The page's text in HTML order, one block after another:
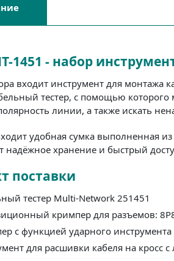
1451 - набор
входит инструмент для монтажа
тестер, с помощью которого
линии, а также искать
удобная сумка выполненная
надёжное хранение и быстрый
поставки
тестер Multi-Network 251451
кримпер для разъемов:
с функцией ударного
для расшивки кабеля на кросс